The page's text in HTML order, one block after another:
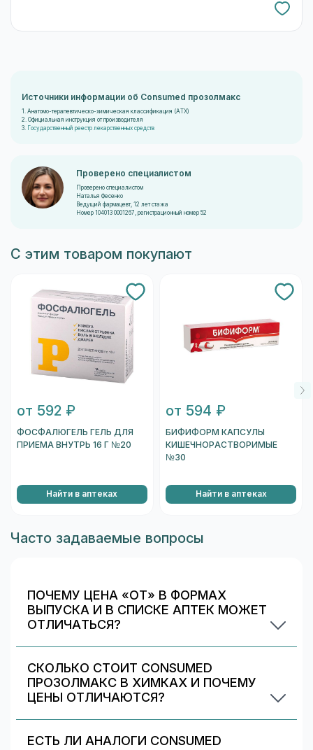
Источники информации об Consumed прозолмакс
1. Анатомо-терапевтическо-химическая классификация (ATX)
2. Официальная инструкция от производителя
3.
Государственный реестр лекарственных средств
Проверено специалистом
Проверено специалистом
Наталья Фесенко
Ведущий фармацевт, 12 лет стажа
Номер 104013 0001267, регистрационный номер 52
С этим товаром покупают
от 592 ₽
ФОСФАЛЮГЕЛЬ ГЕЛЬ ДЛЯ
ПРИЕМА ВНУТРЬ 16 Г №20
Найти в аптеках
от 594 ₽
БИФИФОРМ КАПСУЛЫ
КИШЕЧНОРАСТВОРИМЫЕ
№30
Найти в аптеках
Часто задаваемые вопросы
ПОЧЕМУ ЦЕНА «ОТ» В ФОРМАХ
ВЫПУСКА И В СПИСКЕ АПТЕК МОЖЕТ
ОТЛИЧАТЬСЯ?
(дозировка/упаковка), а список аптек может
показывать другие варианты или предложения
с разными условиями. Чтобы сравнивать
выпуска — и мы покажем цены именно по ней.
СКОЛЬКО СТОИТ CONSUMED
ПРОЗОЛМАКС В ХИМКАХ И ПОЧЕМУ
ЦЕНЫ ОТЛИЧАЮТСЯ?
доходят примерно до 178 ₽ (обновлено:
ЕСТЬ ЛИ АНАЛОГИ CONSUMED